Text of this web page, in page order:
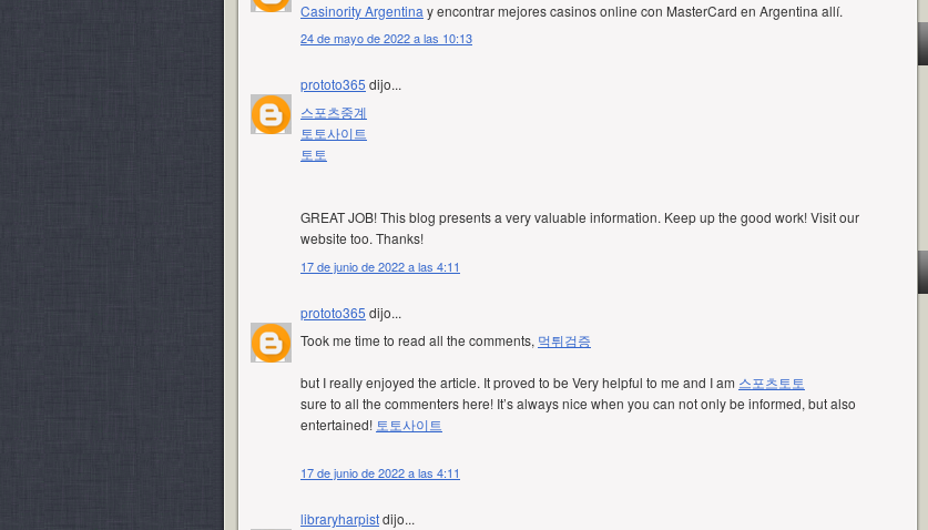
Casinority Argentina y encontrar mejores casinos online con MasterCard en Argentina allí.
24 de mayo de 2022 a las 10:13
prototo365 dijo...
스포츠중계
토토사이트
토토
GREAT JOB! This blog presents a very valuable information. Keep up the good work! Visit our
website too. Thanks!
17 de junio de 2022 a las 4:11
prototo365 dijo...
Took me time to read all the comments, 먹튀검증
but I really enjoyed the article. It proved to be Very helpful to me and I am 스포츠토토
sure to all the commenters here! It’s always nice when you can not only be informed, but also
entertained! 토토사이트
17 de junio de 2022 a las 4:11
libraryharpistdijo...